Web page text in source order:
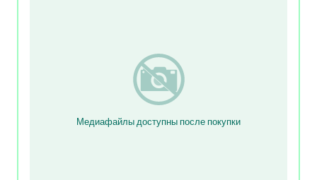
Медиафайлы доступны после покупки